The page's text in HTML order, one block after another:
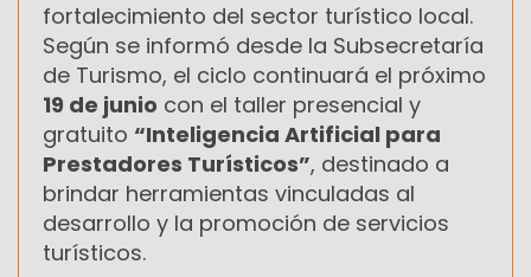
fortalecimiento del sector turístico local.
Según se informó desde la Subsecretaría
de Turismo, el ciclo continuará el próximo
19 de junio con el taller presencial y
gratuito “Inteligencia Artificial para
Prestadores Turísticos”, destinado a
brindar herramientas vinculadas al
desarrollo y la promoción de servicios
turísticos.